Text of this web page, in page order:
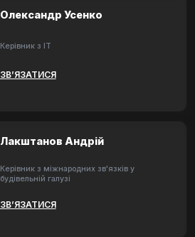
Олександр Усенко
Керівник з ІТ
ЗВ’ЯЗАТИСЯ
Лакштанов Андрій
Керівник з міжнародних зв'язків у
будівельній галузі
ЗВ’ЯЗАТИСЯ